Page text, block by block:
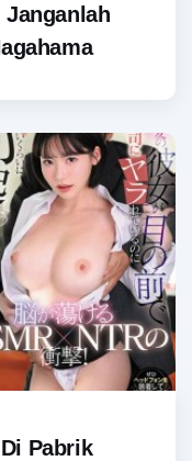
Janganlah
Pabrik